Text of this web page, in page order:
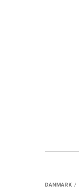
DANMARK